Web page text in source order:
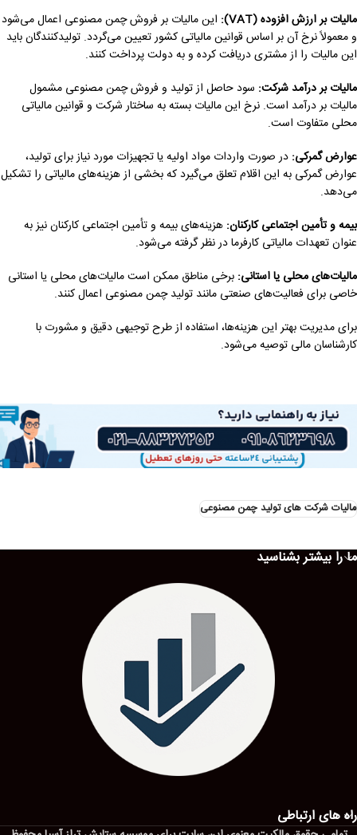
مالیات بر ارزش افزوده (VAT):
این مالیات بر فروش چمن مصنوعی اعمال می‌شود
و معمولاً نرخ آن بر اساس قوانین مالیاتی کشور تعیین می‌گردد. تولیدکنندگان باید
این مالیات را از مشتری دریافت کرده و به دولت پرداخت کنند.
مالیات بر درآمد شرکت: سود حاصل از تولید و فروش چمن مصنوعی مشمول
مالیات بر درآمد است. نرخ این مالیات بسته به ساختار شرکت و قوانین مالیاتی
محلی متفاوت است.
عوارض گمرکی: در صورت واردات مواد اولیه یا تجهیزات مورد نیاز برای تولید،
عوارض گمرکی به این اقلام تعلق می‌گیرد که بخشی از هزینه‌های مالیاتی را تشکیل
می‌دهد.
بیمه و تأمین اجتماعی کارکنان: هزینه‌های بیمه و تأمین اجتماعی کارکنان نیز به
عنوان تعهدات مالیاتی کارفرما در نظر گرفته می‌شود.
مالیات‌های محلی یا استانی: برخی مناطق ممکن است مالیات‌های محلی یا استانی
خاصی برای فعالیت‌های صنعتی مانند تولید چمن مصنوعی اعمال کنند.
برای مدیریت بهتر این هزینه‌ها، استفاده از طرح توجیهی دقیق و مشورت با
کارشناسان مالی توصیه می‌شود.
مالیات شرکت های تولید چمن مصنوعی
ما را بیشتر بشناسید
راه های ارتباطی